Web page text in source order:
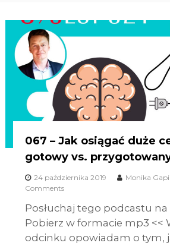
067 – Jak osiągać duże
gotowy vs.
24 października 2019 Monika
Comments
Posłuchaj tego podcastu na
Pobierz w formacie mp3 <<
odcinku opowiadam o tym,